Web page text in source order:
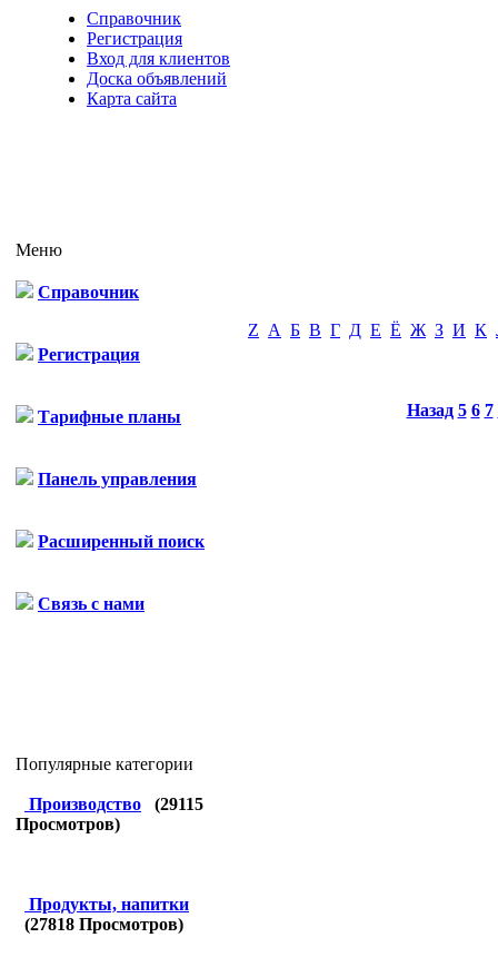
Справочник
Регистрация
Вход для клиентов
Доска объявлений
Карта сайта
Меню
Справочник
Регистрация
Тарифные планы
Панель управления
Расширенный поиск
Связь с нами
Популярные категории
Производство (29115
Просмотров)
Продукты, напитки
(27818 Просмотров)
Z А Б В Г Д Е Ё Ж З И К
Назад 5 6 7